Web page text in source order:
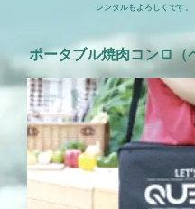
​レンタルもよろしくです。
ポータブル焼肉コンロ（